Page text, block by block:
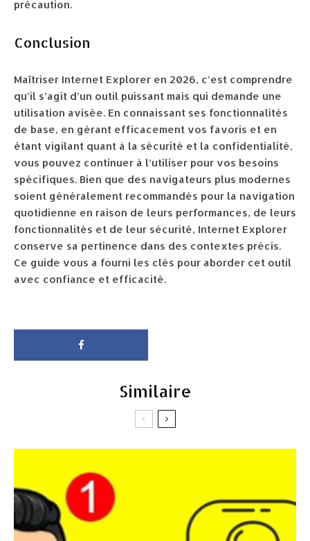
précaution.
Conclusion
Maîtriser Internet Explorer en 2026, c’est comprendre
qu’il s’agit d’un outil puissant mais qui demande une
utilisation avisée. En connaissant ses fonctionnalités
de base, en gérant efficacement vos favoris et en
étant vigilant quant à la sécurité et la confidentialité,
vous pouvez continuer à l’utiliser pour vos besoins
spécifiques. Bien que des navigateurs plus modernes
soient généralement recommandés pour la navigation
quotidienne en raison de leurs performances, de leurs
fonctionnalités et de leur sécurité, Internet Explorer
conserve sa pertinence dans des contextes précis.
Ce guide vous a fourni les clés pour aborder cet outil
avec confiance et efficacité.
Similaire